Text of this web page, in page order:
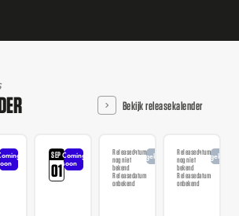
Bekijk releasekalender
SEP
01
Coming
soon
Releasedatum
nog niet
bekend
Releasedatum
onbekend
AangekondigdReleasedatum
nog niet
bekend
Releasedatum
onbekend